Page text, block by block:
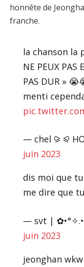
honnête de
franche.
la chanson la
NE PEUX PAS
PAS DUR »
menti
— chel ⪩ ⪨
juin 2023
dis moi que
me dire que
— svt |
juin 2023
jeonghan